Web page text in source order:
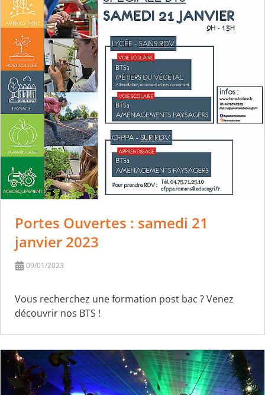
Portes Ouvertes : samedi 21
janvier 2023
09/01/2023
Vous recherchez une formation post bac ? Venez
découvrir nos BTS !